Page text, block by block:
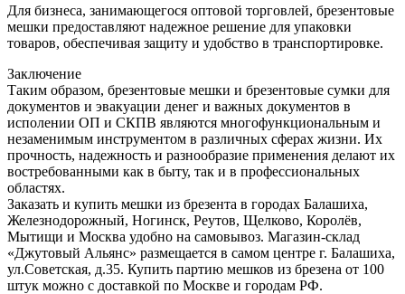
Для бизнеса, занимающегося оптовой торговлей, брезентовые
мешки предоставляют надежное решение для упаковки
товаров, обеспечивая защиту и удобство в транспортировке.
Заключение
Таким образом, брезентовые мешки и брезентовые сумки для
документов и эвакуации денег и важных документов в
исполении ОП и СКПВ являются многофункциональным и
незаменимым инструментом в различных сферах жизни. Их
прочность, надежность и разнообразие применения делают их
востребованными как в быту, так и в профессиональных
областях.
Заказать и купить мешки из брезента в городах Балашиха,
Железнодорожный, Ногинск, Реутов, Щелково, Королёв,
Мытищи и Москва удобно на самовывоз. Магазин-склад
«Джутовый Альянс» размещается в самом центре г. Балашиха,
ул.Советская, д.35. Купить партию мешков из брезена от 100
штук можно с доставкой по Москве и городам РФ.